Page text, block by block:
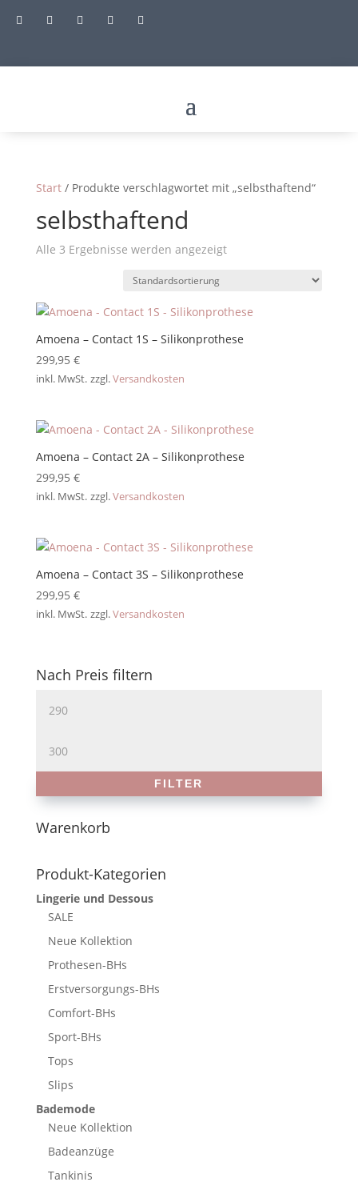
    
Start/ Produkte verschlagwortet mit „selbsthaftend“
selbsthaftend
Alle 3 Ergebnisse werden angezeigt
Amoena – Contact 1S – Silikonprothese
299,95 €
inkl. MwSt. zzgl.Versandkosten
Amoena – Contact 2A – Silikonprothese
299,95 €
inkl. MwSt. zzgl.Versandkosten
Amoena – Contact 3S – Silikonprothese
299,95 €
inkl. MwSt. zzgl.Versandkosten
Nach Preis filtern
FILTER
Warenkorb
Produkt-Kategorien
Lingerie und Dessous
SALE
Neue Kollektion
Prothesen-BHs
Erstversorgungs-BHs
Comfort-BHs
Sport-BHs
Tops
Slips
Bademode
Neue Kollektion
Badeanzüge
Tankinis